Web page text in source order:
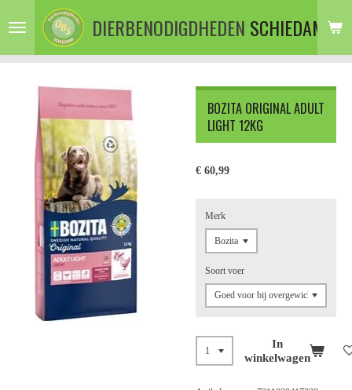
direct
de
DIERBENODIGDHEDEN SCHIEDAM
BOZITA ORIGINAL ADULT
LIGHT 12KG
€ 60,99
Merk
Soort voer
In
winkelwagen